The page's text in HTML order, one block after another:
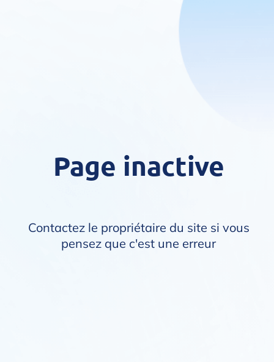
Page inactive
Contactez le propriétaire du site si vous
pensez que c'est une erreur